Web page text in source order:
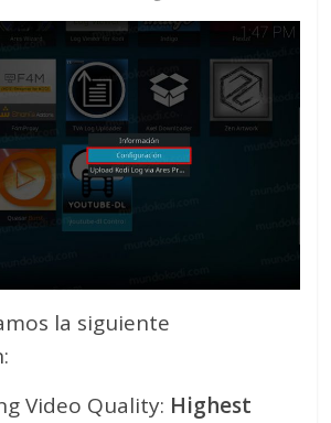
la siguiente
Video Quality: Highest